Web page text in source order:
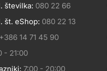
številka: 080 22 66
št. eShop: 080 22 13
+386 14 71 45 90
- 21:00
7:00 - 20:00